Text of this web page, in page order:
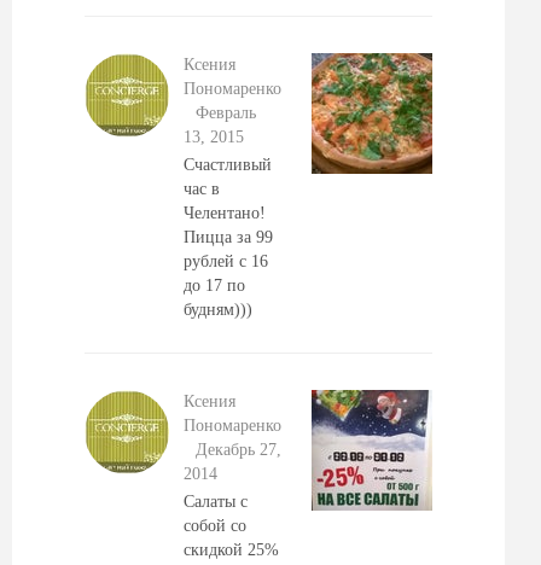
Ксения
Пономаренко
Февраль
13, 2015
Счастливый
час в
Челентано!
Пицца за 99
рублей с 16
до 17 по
будням)))
Ксения
Пономаренко
Декабрь 27,
2014
Салаты с
собой со
скидкой 25%